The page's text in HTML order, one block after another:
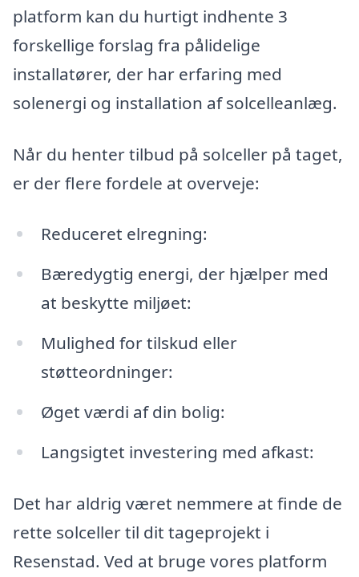
platform kan du hurtigt indhente 3
forskellige forslag fra pålidelige
installatører, der har erfaring med
solenergi og installation af solcelleanlæg.
Når du henter tilbud på solceller på taget,
er der flere fordele at overveje:
Reduceret elregning:
Bæredygtig energi, der hjælper med
at beskytte miljøet:
Mulighed for tilskud eller
støtteordninger:
Øget værdi af din bolig:
Langsigtet investering med afkast:
Det har aldrig været nemmere at finde de
rette solceller til dit tageprojekt i
Resenstad. Ved at bruge vores platform